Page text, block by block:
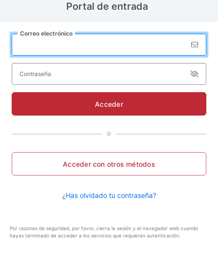
Portal de entrada
Correo electrónico
Contraseña
Acceder
O
Acceder con otros métodos
¿Has olvidado tu contraseña?
Por razones de seguridad, por favor, cierra la sesión y el navegador web cuando
hayas terminado de acceder a los servicios que requieren autenticación.